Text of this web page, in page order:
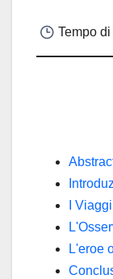
Tempo
I
L'eroe